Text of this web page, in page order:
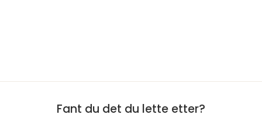
Fant du det du lette etter?